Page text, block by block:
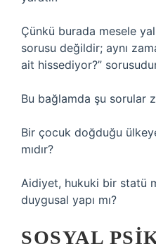
Çünkü burada mesele
sorusu değildir; aynı
ait hissediyor?”
Bu bağlamda şu sorular
Bir çocuk doğduğu
mıdır?
Aidiyet, hukuki bir statü
duygusal yapı mı?
SOSYAL